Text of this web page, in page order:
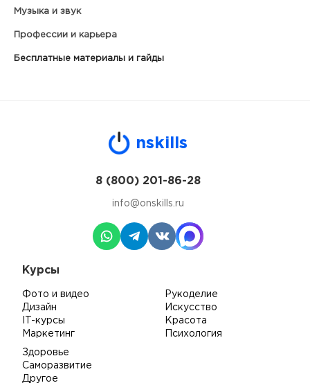
Музыка и звук
Профессии и карьера
Бесплатные материалы и гайды
nskills
8 (800) 201-86-28
info@onskills.ru
Курсы
Фото и видео
Дизайн
IT-курсы
Маркетинг
Рукоделие
Искусство
Красота
Психология
Здоровье
Саморазвитие
Другое